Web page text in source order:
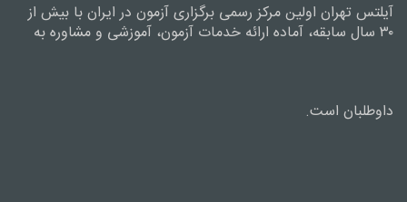
آیلتس تهران اولین مرکز رسمی برگزاری آزمون در ایران با بیش از
۳۰ سال سابقه، آماده ارائه خدمات آزمون، آموزشی و مشاوره به
داوطلبان است.